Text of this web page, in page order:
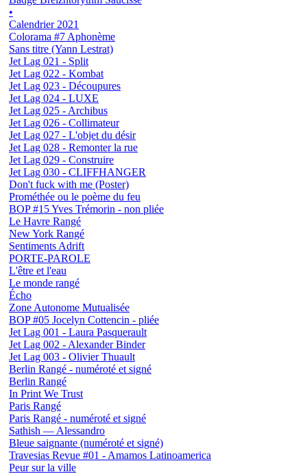
•
Calendrier 2021
Colorama #7 Aphonème
Sans titre (Yann Lestrat)
Jet Lag 021 - Split
Jet Lag 022 - Kombat
Jet Lag 023 - Découpures
Jet Lag 024 - LUXE
Jet Lag 025 - Archibus
Jet Lag 026 - Collimateur
Jet Lag 027 - L'objet du désir
Jet Lag 028 - Remonter la rue
Jet Lag 029 - Construire
Jet Lag 030 - CLIFFHANGER
Don't fuck with me (Poster)
Prométhée ou le poème du feu
BOP #15 Yves Trémorin - non pliée
Le Havre Rangé
New York Rangé
Sentiments Adrift
PORTE-PAROLE
L'être et l'eau
Le monde rangé
Écho
Zone Autonome Mutualisée
BOP #05 Jocelyn Cottencin - pliée
Jet Lag 001 - Laura Pasquerault
Jet Lag 002 - Alexander Binder
Jet Lag 003 - Olivier Thuault
Berlin Rangé - numéroté et signé
Berlin Rangé
In Print We Trust
Paris Rangé
Paris Rangé - numéroté et signé
Sathish — Alessandro
Bleue saignante (numéroté et signé)
Travesias Revue #01 - Amamos Latinoamerica
Peur sur la ville